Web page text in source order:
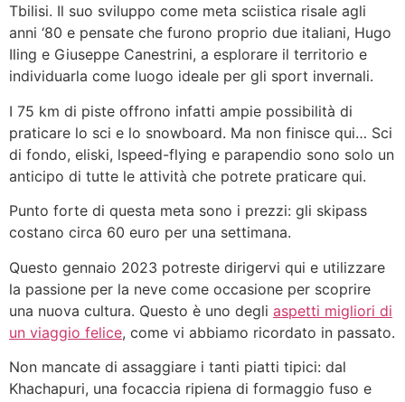
Tbilisi. Il suo sviluppo come meta sciistica risale agli
anni ‘80 e pensate che furono proprio due italiani, Hugo
Iling e Giuseppe Canestrini, a esplorare il territorio e
individuarla come luogo ideale per gli sport invernali.
I 75 km di piste offrono infatti ampie possibilità di
praticare lo sci e lo snowboard. Ma non finisce qui… Sci
di fondo, eliski, lspeed-flying e parapendio sono solo un
anticipo di tutte le attività che potrete praticare qui.
Punto forte di questa meta sono i prezzi: gli skipass
costano circa 60 euro per una settimana.
Questo gennaio 2023 potreste dirigervi qui e utilizzare
la passione per la neve come occasione per scoprire
una nuova cultura. Questo è uno degli aspetti migliori di
un viaggio felice, come vi abbiamo ricordato in passato.
Non mancate di assaggiare i tanti piatti tipici: dal
Khachapuri, una focaccia ripiena di formaggio fuso e